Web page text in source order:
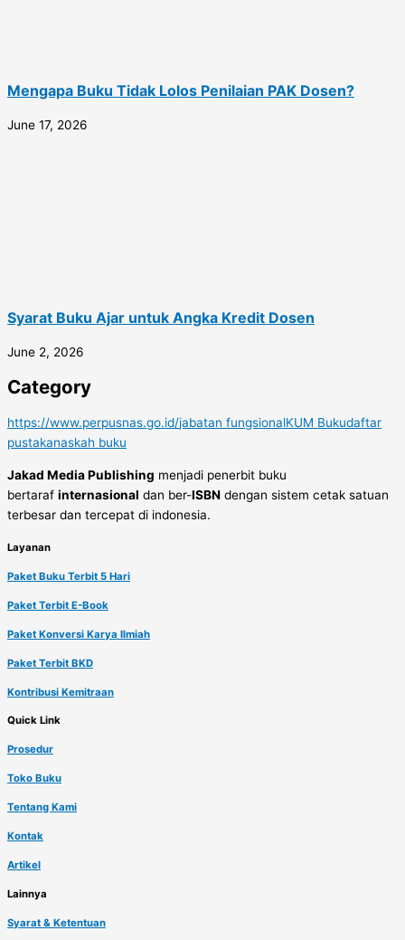
Mengapa Buku Tidak Lolos Penilaian PAK Dosen?
June 17, 2026
Syarat Buku Ajar untuk Angka Kredit Dosen
June 2, 2026
Category
https://www.perpusnas.go.id/jabatan fungsionalKUM Bukudaftar
pustakanaskah buku
Jakad Media Publishing menjadi penerbit buku
bertaraf internasional dan ber-ISBN dengan sistem cetak satuan
terbesar dan tercepat di indonesia.
Layanan
Paket Buku Terbit 5 Hari
Paket Terbit E-Book
Paket Konversi Karya Ilmiah
Paket Terbit BKD
Kontribusi Kemitraan
Quick Link
Prosedur
Toko Buku
Tentang Kami
Kontak
Artikel
Lainnya
Syarat & Ketentuan